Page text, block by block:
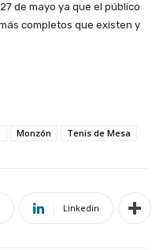
de mayo ya que el público
completos que existen y
Monzón Tenis de Mesa
Linkedin